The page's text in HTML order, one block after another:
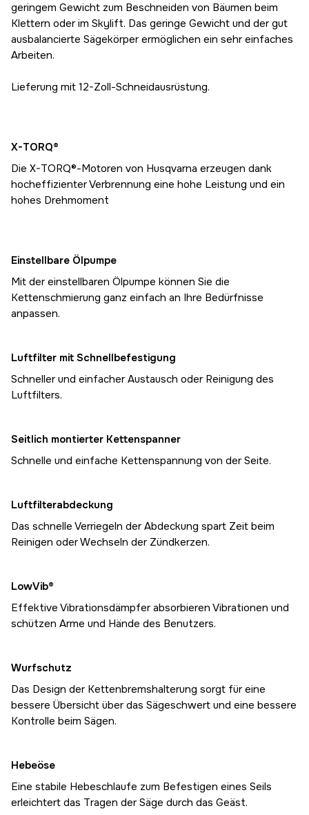
geringem Gewicht zum Beschneiden von Bäumen beim
Klettern oder im Skylift. Das geringe Gewicht und der gut
ausbalancierte Sägekörper ermöglichen ein sehr einfaches
Arbeiten.
Lieferung mit 12-Zoll-Schneidausrüstung.
X-TORQ®
Die X-TORQ®-Motoren von Husqvarna erzeugen dank
hocheffizienter Verbrennung eine hohe Leistung und ein
hohes Drehmoment
Einstellbare Ölpumpe
Mit der einstellbaren Ölpumpe können Sie die
Kettenschmierung ganz einfach an Ihre Bedürfnisse
anpassen.
Luftfilter mit Schnellbefestigung
Schneller und einfacher Austausch oder Reinigung des
Luftfilters.
Seitlich montierter Kettenspanner
Schnelle und einfache Kettenspannung von der Seite.
Luftfilterabdeckung
Das schnelle Verriegeln der Abdeckung spart Zeit beim
Reinigen oder Wechseln der Zündkerzen.
LowVib®
Effektive Vibrationsdämpfer absorbieren Vibrationen und
schützen Arme und Hände des Benutzers.
Wurfschutz
Das Design der Kettenbremshalterung sorgt für eine
bessere Übersicht über das Sägeschwert und eine bessere
Kontrolle beim Sägen.
Hebeöse
Eine stabile Hebeschlaufe zum Befestigen eines Seils
erleichtert das Tragen der Säge durch das Geäst.